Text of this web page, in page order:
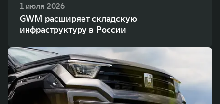
1 июля 2026
GWM расширяет складскую
инфраструктуру в России